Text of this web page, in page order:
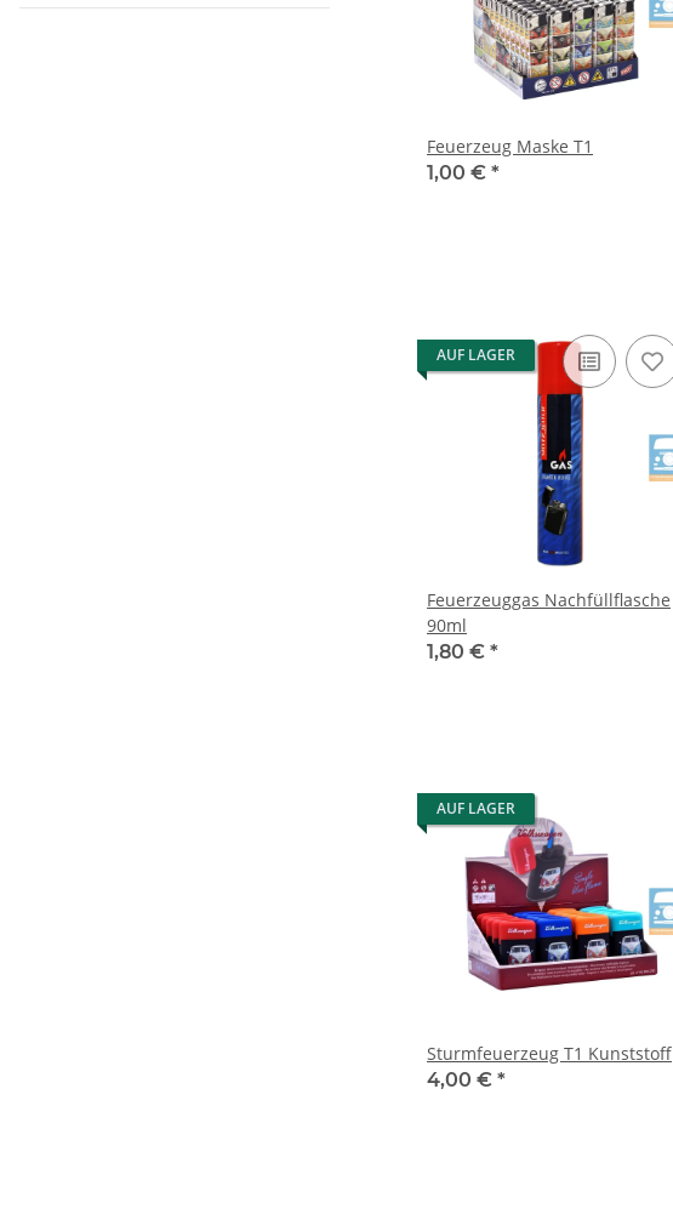
Feuerzeug Maske T1
1,00 € *
AUF LAGER
Feuerzeuggas Nachfüllflasche
90ml
1,80 € *
AUF LAGER
Sturmfeuerzeug T1 Kunststoff
4,00 € *